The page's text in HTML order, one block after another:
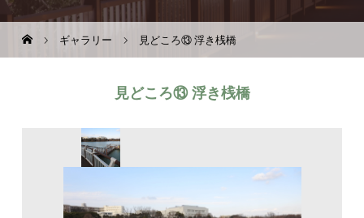
ギャラリー 見どころ⑬ 浮き桟橋
見どころ⑬ 浮き桟橋